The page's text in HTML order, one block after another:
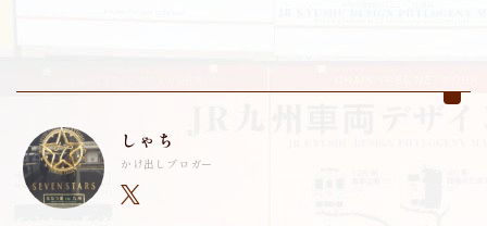
しゃち
かけ出しブロガー